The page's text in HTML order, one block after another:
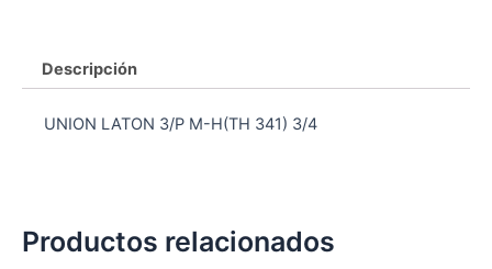
Descripción
UNION LATON 3/P M-H(TH 341) 3/4
Productos relacionados